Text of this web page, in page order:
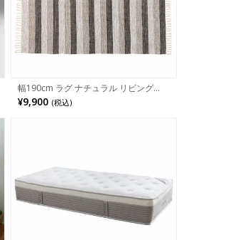
幅190cm ラグ ナチュラル リビング
TTR-172A 完成品
¥9,900 (税込)